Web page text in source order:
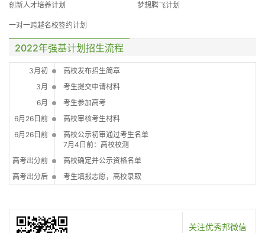
创新人才培养计划 梦想腾飞计划
一对一跨越名校签约计划
2022年强基计划招生流程
3月初
高校发布招生简章
3月
考生提交申请材料
6月
考生参加高考
6月26日前
高校审核考生材料
6月26日前
高校公示初审通过考生名单
7月4日前：高校校测
高考出分前
高校确定并公示资格名单
高考出分后
考生填报志愿，高校录取
关注优秀邦微信